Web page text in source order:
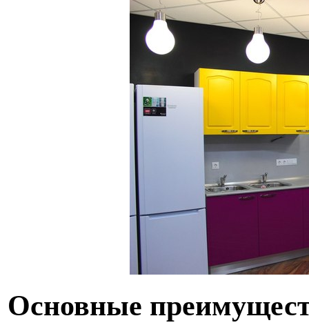
Основные